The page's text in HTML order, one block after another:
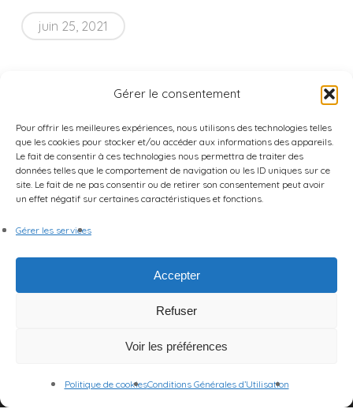
Gérer le consentement
Pour offrir les meilleures expériences, nous utilisons des technologies telles
que les cookies pour stocker et/ou accéder aux informations des appareils.
Le fait de consentir à ces technologies nous permettra de traiter des
données telles que le comportement de navigation ou les ID uniques sur ce
site. Le fait de ne pas consentir ou de retirer son consentement peut avoir
un effet négatif sur certaines caractéristiques et fonctions.
Gérer les services
Accepter
Refuser
Voir les préférences
Politique de cookiesConditions Générales d’Utilisation
juin 25, 2021